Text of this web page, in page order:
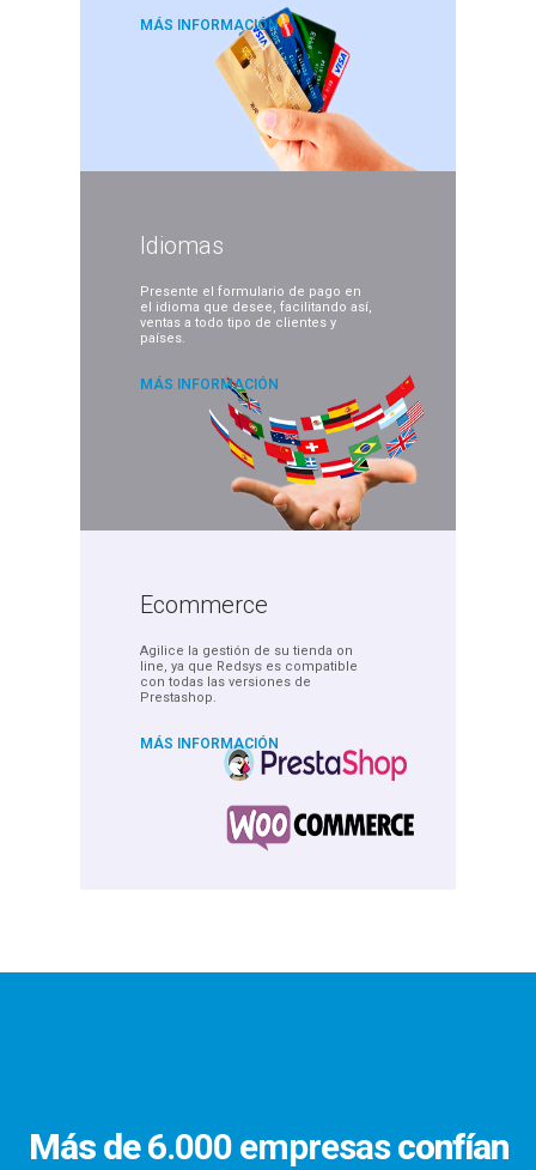
MÁS INFORMACIÓN
Idiomas
Presente el formulario de pago en
el idioma que desee, facilitando así,
ventas a todo tipo de clientes y
países.
MÁS INFORMACIÓN
Ecommerce
Agilice la gestión de su tienda on
line, ya que Redsys es compatible
con todas las versiones de
Prestashop.
MÁS INFORMACIÓN
Más de6.000 empresasconfían